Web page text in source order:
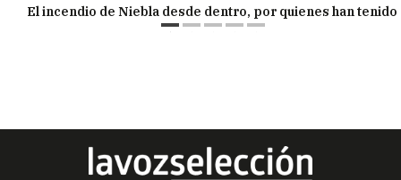
El incendio de Niebla desde dentro, por quienes han